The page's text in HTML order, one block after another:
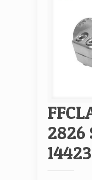
2826
14423